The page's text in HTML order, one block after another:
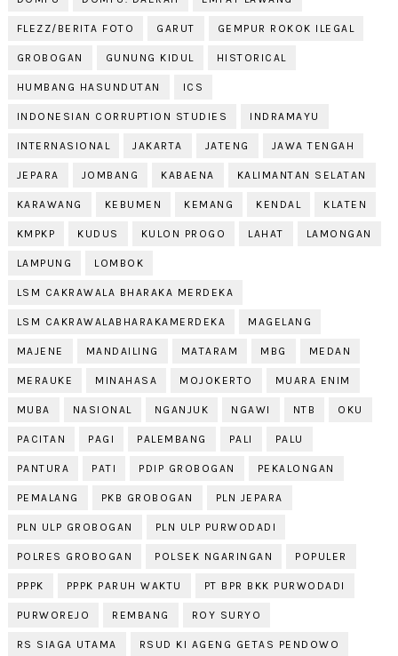
FLEZZ/BERITA FOTO GARUT GEMPUR ROKOK ILEGAL
GROBOGAN GUNUNG KIDUL HISTORICAL
HUMBANG HASUNDUTAN ICS
INDONESIAN CORRUPTION STUDIES INDRAMAYU
INTERNASIONAL JAKARTA JATENG JAWA TENGAH
JEPARA JOMBANG KABAENA KALIMANTAN SELATAN
KARAWANG KEBUMEN KEMANG KENDAL KLATEN
KMPKP KUDUS KULON PROGO LAHAT LAMONGAN
LAMPUNG LOMBOK
LSM CAKRAWALA BHARAKA MERDEKA
LSM CAKRAWALABHARAKAMERDEKA MAGELANG
MAJENE MANDAILING MATARAM MBG MEDAN
MERAUKE MINAHASA MOJOKERTO MUARA ENIM
MUBA NASIONAL NGANJUK NGAWI NTB OKU
PACITAN PAGI PALEMBANG PALI PALU
PANTURA PATI PDIP GROBOGAN PEKALONGAN
PEMALANG PKB GROBOGAN PLN JEPARA
PLN ULP GROBOGAN PLN ULP PURWODADI
POLRES GROBOGAN POLSEK NGARINGAN POPULER
PPPK PPPK PARUH WAKTU PT BPR BKK PURWODADI
PURWOREJO REMBANG ROY SURYO
RS SIAGA UTAMA RSUD KI AGENG GETAS PENDOWO